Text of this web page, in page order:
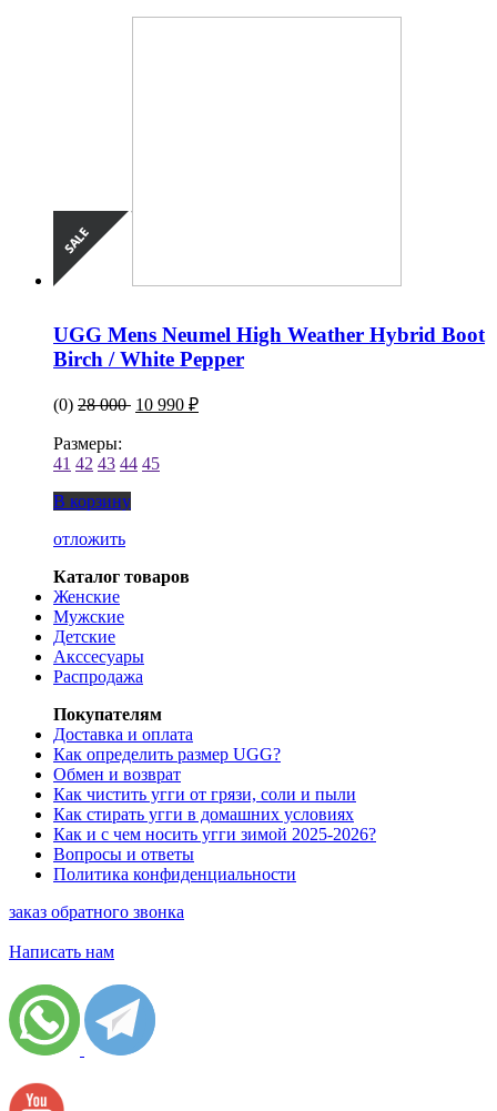
UGG Mens Neumel High Weather Hybrid Boot
Birch / White Pepper
(0) 28 000 10 990 ₽
Размеры:
41 42 43 44 45
В корзину
отложить
Каталог товаров
Женские
Мужские
Детские
Акссесуары
Распродажа
Покупателям
Доставка и оплата
Как определить размер UGG?
Обмен и возврат
Как чистить угги от грязи, соли и пыли
Как стирать угги в домашних условиях
Как и с чем носить угги зимой 2025-2026?
Вопросы и ответы
Политика конфиденциальности
заказ обратного звонка
Написать нам